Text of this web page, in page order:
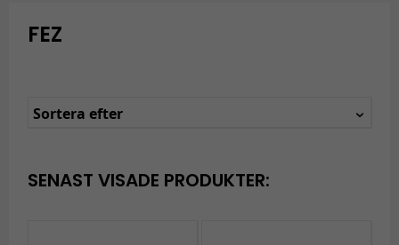
FEZ
Sortera efter
SENAST VISADE PRODUKTER: